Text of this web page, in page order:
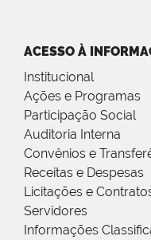
ACESSO À
Institucional
Ações e Programas
Participação Social
Auditoria Interna
Convênios e
Receitas e Despesas
Licitações e
Servidores
Informações